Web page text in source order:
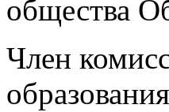
общества
Член